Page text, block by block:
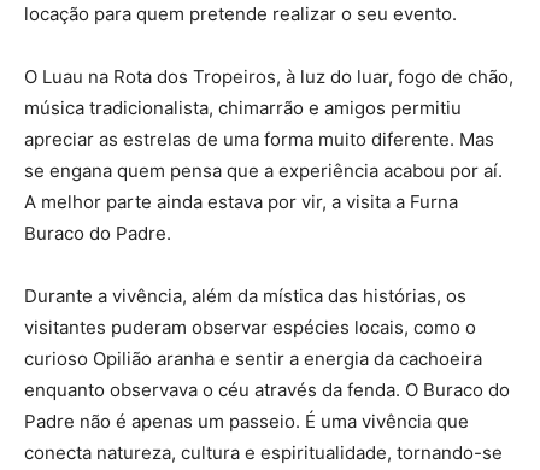
locação para quem pretende realizar o seu evento.
O Luau na Rota dos Tropeiros, à luz do luar, fogo de chão,
música tradicionalista, chimarrão e amigos permitiu
apreciar as estrelas de uma forma muito diferente. Mas
se engana quem pensa que a experiência acabou por aí.
A melhor parte ainda estava por vir, a visita a Furna
Buraco do Padre.
Durante a vivência, além da mística das histórias, os
visitantes puderam observar espécies locais, como o
curioso Opilião aranha e sentir a energia da cachoeira
enquanto observava o céu através da fenda. O Buraco do
Padre não é apenas um passeio. É uma vivência que
conecta natureza, cultura e espiritualidade, tornando-se